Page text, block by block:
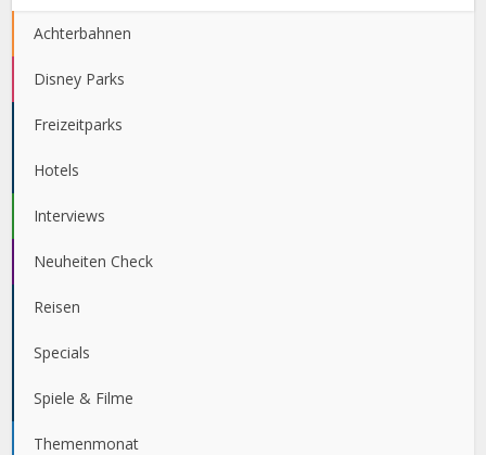
Achterbahnen
Disney Parks
Freizeitparks
Hotels
Interviews
Neuheiten Check
Reisen
Specials
Spiele & Filme
Themenmonat